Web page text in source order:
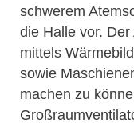
schwerem
die Halle vor.
mittels
sowie
machen zu